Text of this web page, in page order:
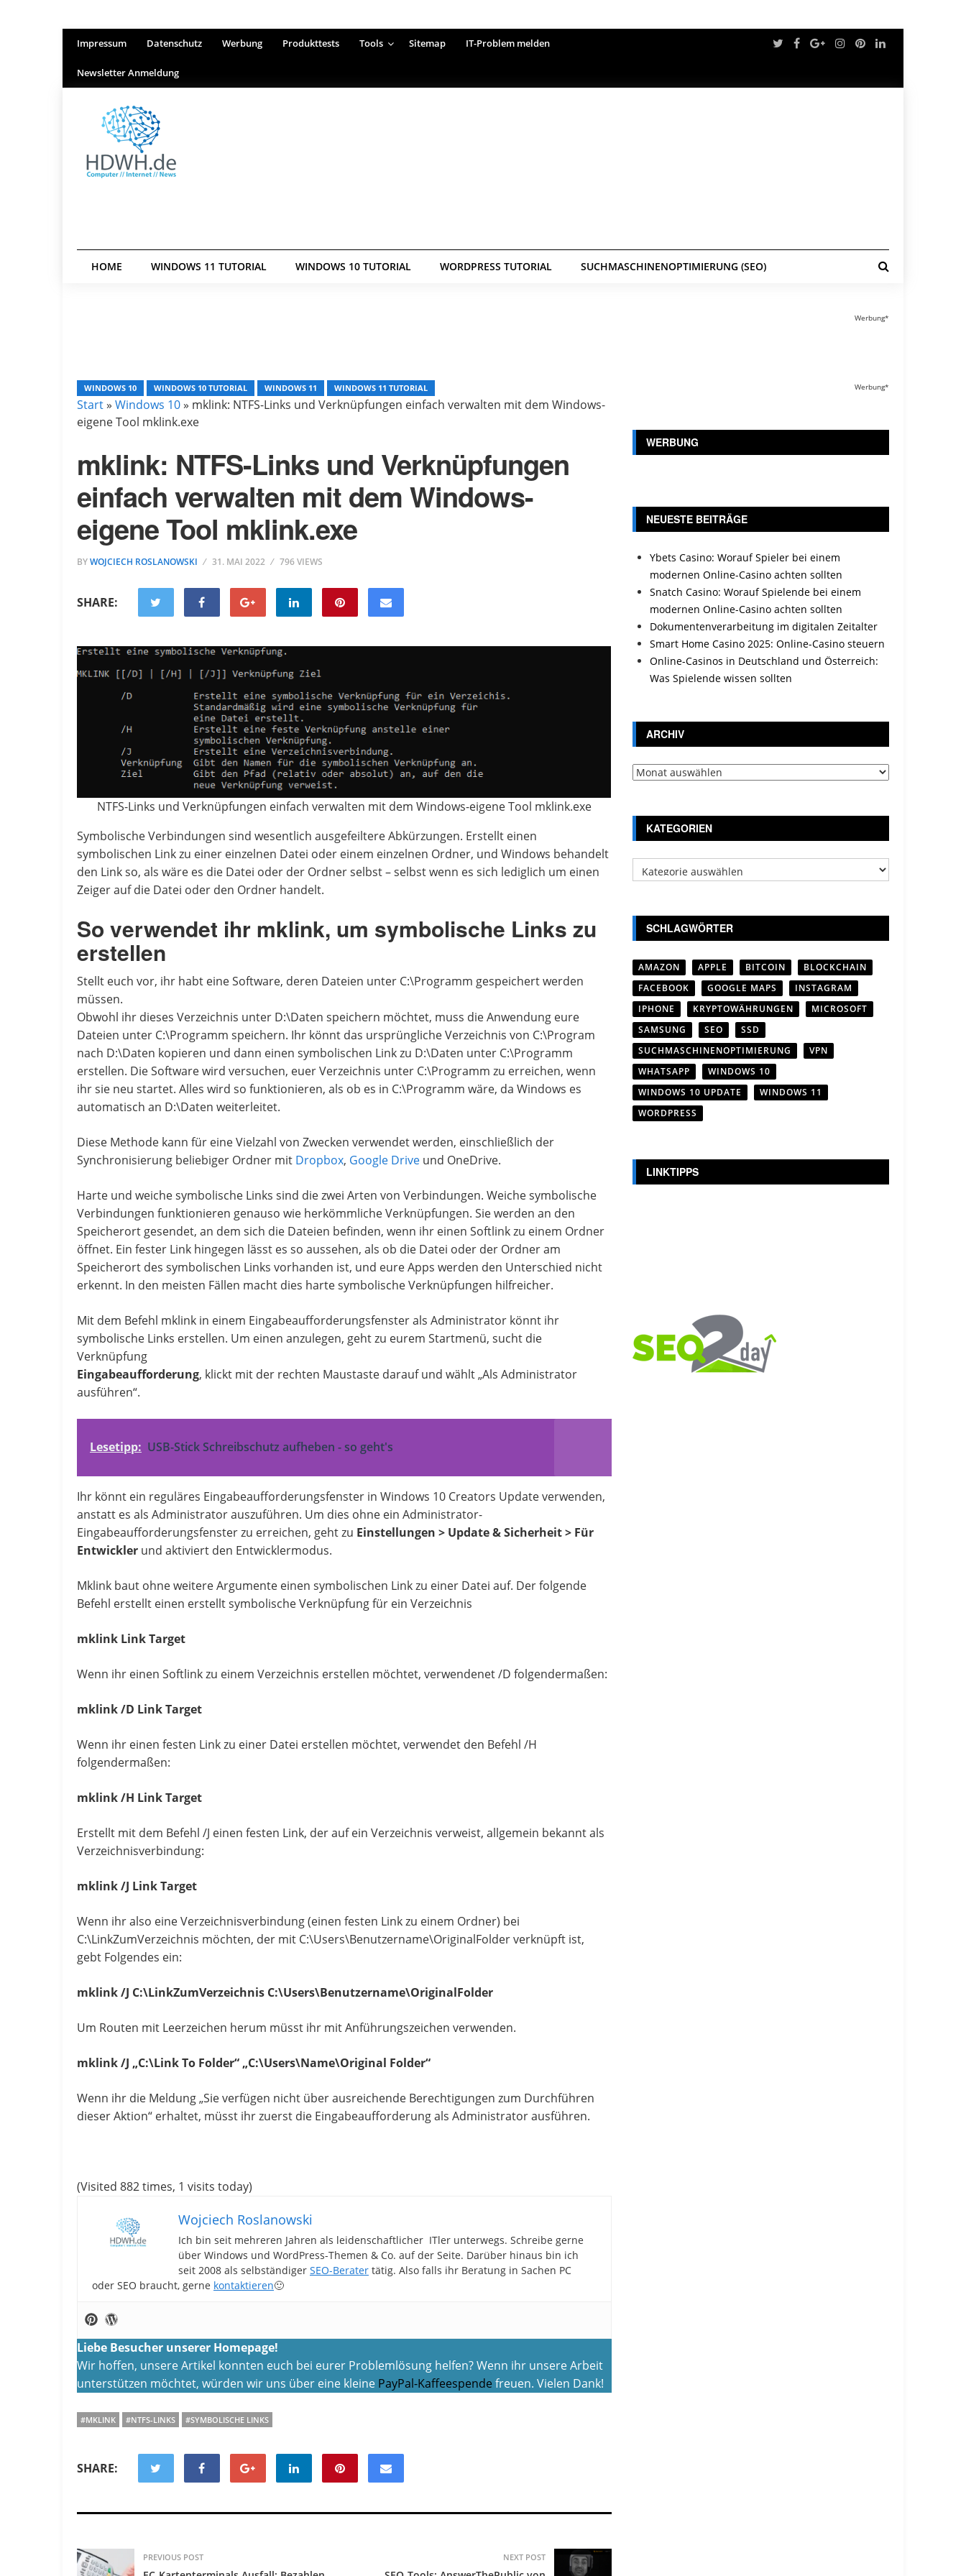
Impressum Datenschutz Werbung Produkttests Tools Sitemap IT-Problem melden
Newsletter Anmeldung
HOME WINDOWS 11 TUTORIAL WINDOWS 10 TUTORIAL WORDPRESS TUTORIAL SUCHMASCHINENOPTIMIERUNG (SEO)
Werbung*
WINDOWS 10 WINDOWS 10 TUTORIAL WINDOWS 11 WINDOWS 11 TUTORIAL
Start» Windows 10» mklink: NTFS-Links und Verknüpfungen einfach verwalten mit dem Windows-
eigene Tool mklink.exe
mklink: NTFS-Links und Verknüpfungen
einfach verwalten mit dem Windows-
eigene Tool mklink.exe
BYWOJCIECH ROSLANOWSKI 31. MAI 2022 796 VIEWS
SHARE:
NTFS-Links und Verknüpfungen einfach verwalten mit dem Windows-eigene Tool mklink.exe
Symbolische Verbindungen sind wesentlich ausgefeiltere Abkürzungen. Erstellt einen
symbolischen Link zu einer einzelnen Datei oder einem einzelnen Ordner, und Windows behandelt
den Link so, als wäre es die Datei oder der Ordner selbst – selbst wenn es sich lediglich um einen
Zeiger auf die Datei oder den Ordner handelt.
So verwendet ihr mklink, um symbolische Links zu
erstellen
Stellt euch vor, ihr habt eine Software, deren Dateien unter C:\Programm gespeichert werden
müssen.
Obwohl ihr dieses Verzeichnis unter D:\Daten speichern möchtet, muss die Anwendung eure
Dateien unter C:\Programm speichern. Ihr könnt das ursprüngliche Verzeichnis von C:\Program
nach D:\Daten kopieren und dann einen symbolischen Link zu D:\Daten unter C:\Programm
erstellen. Die Software wird versuchen, euer Verzeichnis unter C:\Programm zu erreichen, wenn
ihr sie neu startet. Alles wird so funktionieren, als ob es in C:\Programm wäre, da Windows es
automatisch an D:\Daten weiterleitet.
Diese Methode kann für eine Vielzahl von Zwecken verwendet werden, einschließlich der
Synchronisierung beliebiger Ordner mit Dropbox, Google Drive und OneDrive.
Harte und weiche symbolische Links sind die zwei Arten von Verbindungen. Weiche symbolische
Verbindungen funktionieren genauso wie herkömmliche Verknüpfungen. Sie werden an den
Speicherort gesendet, an dem sich die Dateien befinden, wenn ihr einen Softlink zu einem Ordner
öffnet. Ein fester Link hingegen lässt es so aussehen, als ob die Datei oder der Ordner am
Speicherort des symbolischen Links vorhanden ist, und eure Apps werden den Unterschied nicht
erkennt. In den meisten Fällen macht dies harte symbolische Verknüpfungen hilfreicher.
Mit dem Befehl mklink in einem Eingabeaufforderungsfenster als Administrator könnt ihr
symbolische Links erstellen. Um einen anzulegen, geht zu eurem Startmenü, sucht die
Verknüpfung
Eingabeaufforderung, klickt mit der rechten Maustaste darauf und wählt „Als Administrator
ausführen“.
Lesetipp: USB-Stick Schreibschutz aufheben - so geht's
Ihr könnt ein reguläres Eingabeaufforderungsfenster in Windows 10 Creators Update verwenden,
anstatt es als Administrator auszuführen. Um dies ohne ein Administrator-
Eingabeaufforderungsfenster zu erreichen, geht zu Einstellungen > Update & Sicherheit > Für
Entwickler und aktiviert den Entwicklermodus.
Mklink baut ohne weitere Argumente einen symbolischen Link zu einer Datei auf. Der folgende
Befehl erstellt einen erstellt symbolische Verknüpfung für ein Verzeichnis
mklink Link Target
Wenn ihr einen Softlink zu einem Verzeichnis erstellen möchtet, verwendenet /D folgendermaßen:
mklink /D Link Target
Wenn ihr einen festen Link zu einer Datei erstellen möchtet, verwendet den Befehl /H
folgendermaßen:
mklink /H Link Target
Erstellt mit dem Befehl /J einen festen Link, der auf ein Verzeichnis verweist, allgemein bekannt als
Verzeichnisverbindung:
mklink /J Link Target
Wenn ihr also eine Verzeichnisverbindung (einen festen Link zu einem Ordner) bei
C:\LinkZumVerzeichnis möchten, der mit C:\Users\Benutzername\OriginalFolder verknüpft ist,
gebt Folgendes ein:
mklink /J C:\LinkZumVerzeichnis C:\Users\Benutzername\OriginalFolder
Um Routen mit Leerzeichen herum müsst ihr mit Anführungszeichen verwenden.
mklink /J „C:\Link To Folder“ „C:\Users\Name\Original Folder“
Wenn ihr die Meldung „Sie verfügen nicht über ausreichende Berechtigungen zum Durchführen
dieser Aktion“ erhaltet, müsst ihr zuerst die Eingabeaufforderung als Administrator ausführen.
(Visited 882 times, 1 visits today)
Wojciech Roslanowski
Ich bin seit mehreren Jahren als leidenschaftlicher ITler unterwegs. Schreibe gerne
über Windows und WordPress-Themen & Co. auf der Seite. Darüber hinaus bin ich
seit 2008 als selbständiger SEO-Berater tätig. Also falls ihr Beratung in Sachen PC
oder SEO braucht, gerne kontaktieren🙂
Liebe Besucher unserer Homepage!
Wir hoffen, unsere Artikel konnten euch bei eurer Problemlösung helfen? Wenn ihr unsere Arbeit
unterstützen möchtet, würden wir uns über eine kleine PayPal-Kaffeespende freuen. Vielen Dank!
#MKLINK #NTFS-LINKS #SYMBOLISCHE LINKS
SHARE:
PREVIOUS POST NEXT POST
Werbung*
WERBUNG
NEUESTE BEITRÄGE
Ybets Casino: Worauf Spieler bei einem
modernen Online-Casino achten sollten
Snatch Casino: Worauf Spielende bei einem
modernen Online-Casino achten sollten
Dokumentenverarbeitung im digitalen Zeitalter
Smart Home Casino 2025: Online-Casino steuern
Online-Casinos in Deutschland und Österreich:
Was Spielende wissen sollten
ARCHIV
Archiv
KATEGORIEN
Kategorien
SCHLAGWÖRTER
AMAZON APPLE BITCOIN
BLOCKCHAIN
FACEBOOK
GOOGLE MAPS
INSTAGRAM
IPHONE
KRYPTOWÄHRUNGEN
MICROSOFT
SAMSUNG
SEO
SSD
SUCHMASCHINENOPTIMIERUNG
VPN
WHATSAPP
WINDOWS 10
WINDOWS 10 UPDATE
WINDOWS 11
WORDPRESS
LINKTIPPS